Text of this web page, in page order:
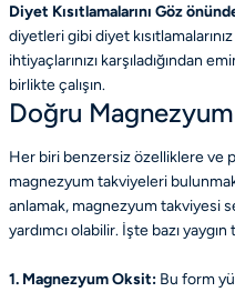
Diyet Kısıtlamalarını Göz
diyetleri gibi diyet
ihtiyaçlarınızı karşıladığından
birlikte çalışın.
Doğru
Her biri benzersiz özelliklere ve
magnezyum takviyeleri
anlamak, magnezyum takviyesi
yardımcı olabilir. İşte bazı
1. Magnezyum Oksit: Bu form